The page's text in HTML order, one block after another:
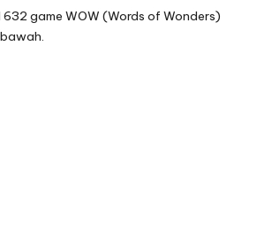
game WOW (Words of Wonders)